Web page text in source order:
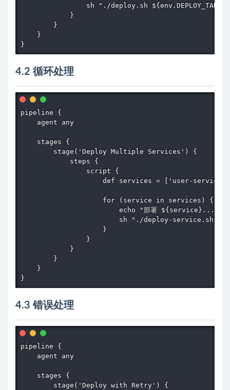
sh "./deploy.sh
            }
        }
    }
}
4.2 循环处理
pipeline {
    agent any
    stages {
        stage('Deploy Multiple Services') {
            steps {
                script {
def services = ['user-
                    for (service in services) {
                        echo "部署 ${service}..."
sh "./deploy-service.sh
                    }
                }
            }
        }
    }
}
4.3 错误处理
pipeline {
    agent any
    stages {
        stage('Deploy with Retry') {